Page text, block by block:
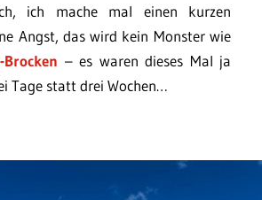
ich mache mal einen kurzen
Angst, das wird kein Monster wie
– es waren dieses Mal ja
Tage statt drei Wochen…